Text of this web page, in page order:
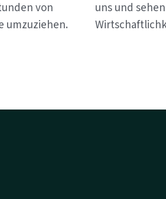
von
umzuziehen.
uns und